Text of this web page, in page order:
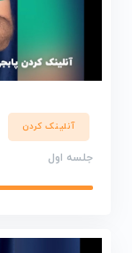
آنلینک کردن
جلسه اول